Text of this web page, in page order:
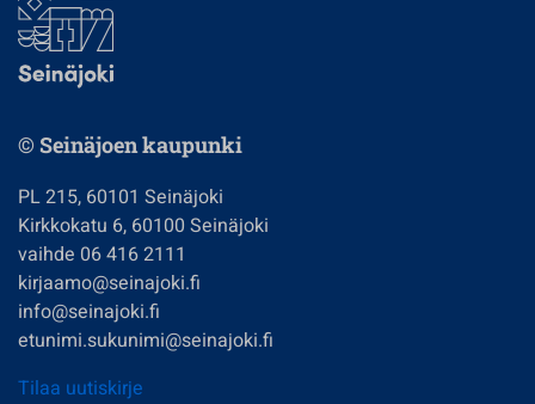
© Seinäjoen kaupunki
PL 215, 60101 Seinäjoki
Kirkkokatu 6, 60100 Seinäjoki
vaihde 06 416 2111
kirjaamo@seinajoki.fi
info@seinajoki.fi
etunimi.sukunimi@seinajoki.fi
Tilaa uutiskirje